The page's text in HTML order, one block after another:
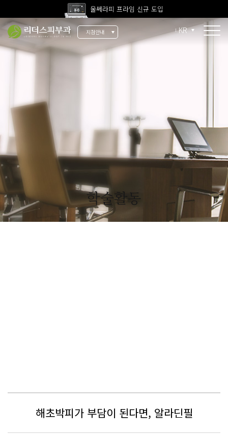
울쎄라피 프라임 신규 도입
고압산소치료 신규 도입
전 지점 피부과 전문의 진료
지점안내 KR
의료진 소개
치료 장비
학술활동
해초박피가 부담이 된다면, 알라딘필